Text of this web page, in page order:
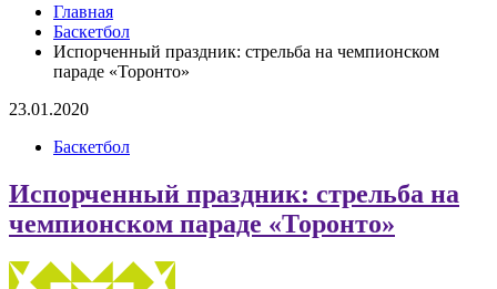
Главная
Баскетбол
Испорченный праздник: стрельба на чемпионском
параде «Торонто»
23.01.2020
Баскетбол
Испорченный праздник: стрельба на
чемпионском параде «Торонто»